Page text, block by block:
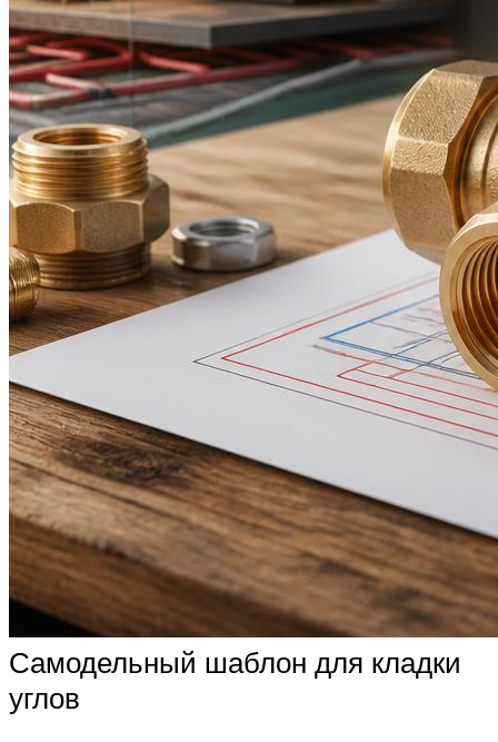
Самодельный шаблон для кладки
углов